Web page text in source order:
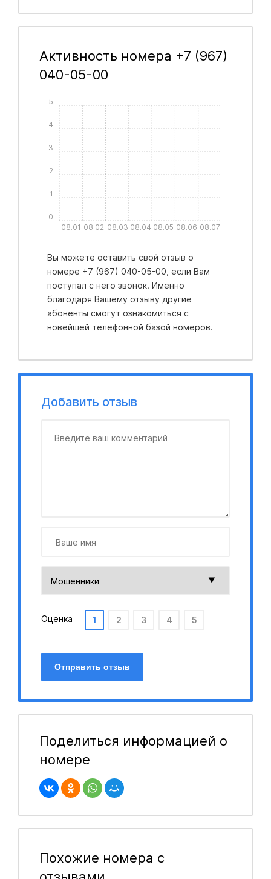
Активность номера +7 (967)
040-05-00
08.01 08.02 08.03 08.04 08.05 08.06 08.07
0
1
2
3
4
5
Вы можете оставить свой отзыв о
номере +7 (967) 040-05-00, если Вам
поступал с него звонок. Именно
благодаря Вашему отзыву другие
абоненты смогут ознакомиться с
новейшей телефонной базой номеров.
Добавить отзыв
Оценка 1 2 3 4 5
Отправить отзыв
Поделиться информацией о
номере
Похожие номера с